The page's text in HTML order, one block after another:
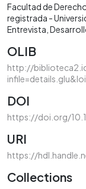
Facultad de
registrada -
Entrevista
OLIB
http://
DOI
https://doi.org/
URI
https://
Collections